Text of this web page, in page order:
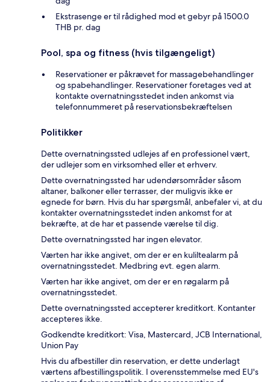
Ekstrasenge er til rådighed mod et gebyr på 1500.0
THB pr. dag
Pool, spa og fitness (hvis tilgængeligt)
Reservationer er påkrævet for massagebehandlinger
og spabehandlinger. Reservationer foretages ved at
kontakte overnatningsstedet inden ankomst via
telefonnummeret på reservationsbekræftelsen
Politikker
Dette overnatningssted udlejes af en professionel vært,
der udlejer som en virksomhed eller et erhverv.
Dette overnatningssted har udendørsområder såsom
altaner, balkoner eller terrasser, der muligvis ikke er
egnede for børn. Hvis du har spørgsmål, anbefaler vi, at du
kontakter overnatningsstedet inden ankomst for at
bekræfte, at de har et passende værelse til dig.
Dette overnatningssted har ingen elevator.
Værten har ikke angivet, om der er en kuliltealarm på
overnatningsstedet. Medbring evt. egen alarm.
Værten har ikke angivet, om der er en røgalarm på
overnatningsstedet.
Dette overnatningssted accepterer kreditkort. Kontanter
accepteres ikke.
Godkendte kreditkort: Visa, Mastercard, JCB International,
Union Pay
Hvis du afbestiller din reservation, er dette underlagt
værtens afbestillingspolitik. I overensstemmelse med EU's